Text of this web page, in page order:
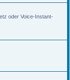
oder Voice-Instant-